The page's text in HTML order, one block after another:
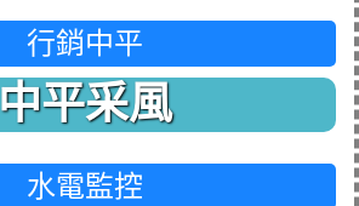
行銷中平
中平采風
水電監控